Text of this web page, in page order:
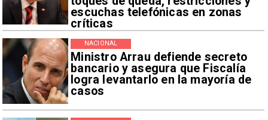
escuchas telefónicas en zonas
críticas
Ministro Arrau defiende secreto
bancario y asegura que Fiscalía
logra levantarlo en la mayoría de
casos
NACIONAL